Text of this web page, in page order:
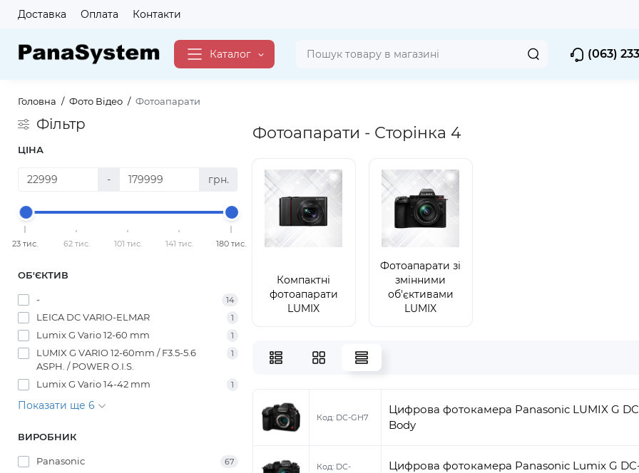
Доставка Оплата Контакти
Каталог (063)
Головна Фото Вiдео Фотоапарати
Фільтр
ЦІНА
- грн.
23 тис. 62 тис. 101 тис. 141 тис. 180 тис.
ОБ'ЄКТИВ
- 14
LEICA DC VARIO-ELMAR 1
Lumix G Vario 12-60 mm 1
LUMIX G VARIO 12-60mm / F3.5-5.6
ASPH. / POWER O.I.S.
1
Lumix G Vario 14-42 mm 1
Показати ще 6
ВИРОБНИК
Panasonic 67
Фотоапарати - Сторінка 4
Компактні
фотоапарати
LUMIX
Фотоапарати зі
змінними
об'єктивами
LUMIX
Код: DC-GH7
Цифрова фотокамера Panasonic LUMIX G
Body
Код: DC-
Цифрова фотокамера Panasonic Lumix G